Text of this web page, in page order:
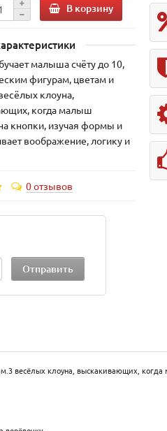
В корзину
малыша счёту до 10,
фигурам, цветам и
клоуна,
когда малыш
кнопки, изучая формы и
воображение, логику и
0 отзывов
весёлых клоуна, выскакивающих,